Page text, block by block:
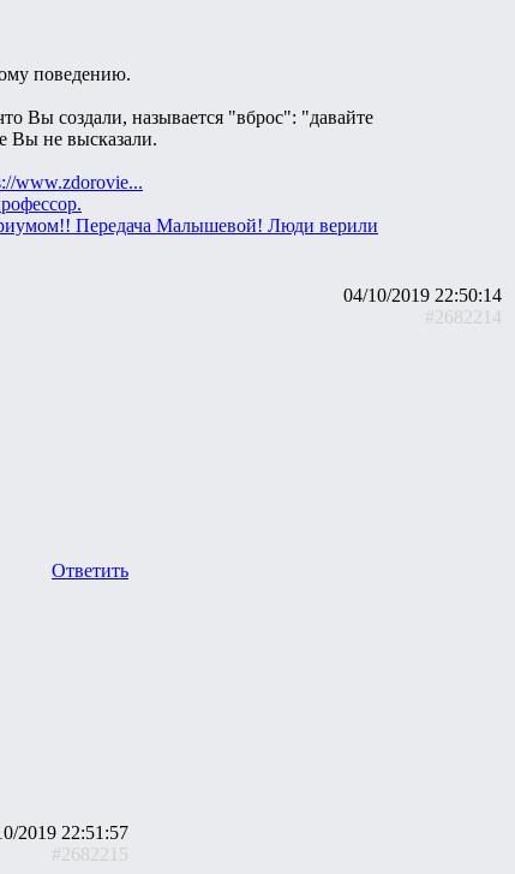
поведению.
Вы создали, называется "вброс": "давайте
Вы не высказали.
www.zdorovie...
Передача Малышевой! Люди верили
04/10/2019 22:50:14
#2682214
Ответить
2019 22:51:57
#2682215